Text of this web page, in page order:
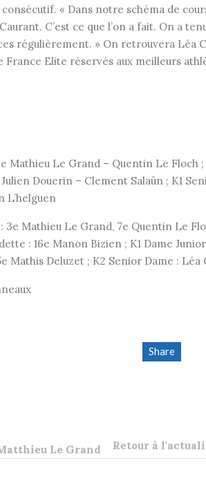
« Dans notre schéma de
C’est ce que l’on a fait. On a
régulièrement. » On retrouvera Léa
France Elite réservés aux meilleurs
Mathieu Le Grand – Quentin Le Floch
Douerin – Clement Salaün ; K1
L’helguen
3e Mathieu Le Grand, 7e Quentin Le
: 16e Manon Bizien ; K1 Dame
Mathis Deluzet ; K2 Senior Dame :
Share
Le Grand Retour à